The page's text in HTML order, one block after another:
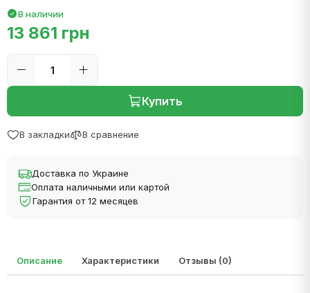
В наличии
13 861 грн
Купить
В закладки В сравнение
Доставка по Украине
Оплата наличными или картой
Гарантия от 12 месяцев
Описание Характеристики Отзывы (0)